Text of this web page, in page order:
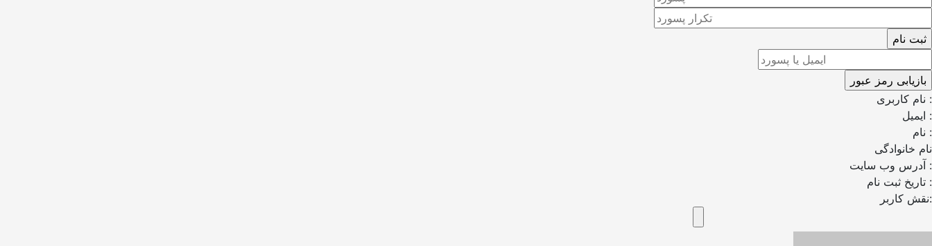
نام کاربری :
ایمیل :
نام :
نام خانوادگی
آدرس وب سایت :
تاریخ ثبت نام :
نقش کاربر: